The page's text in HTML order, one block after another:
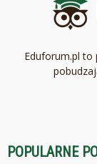
Eduforum.pl to
POPULARNE